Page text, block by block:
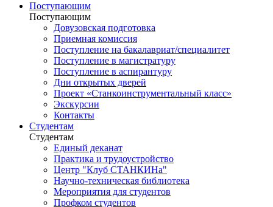
Поступающим
Поступающим
Довузовская подготовка
Приемная комиссия
Поступление на бакалавриат/специалитет
Поступление в магистратуру
Поступление в аспирантуру
Дни открытых дверей
Проект «Станкоинструментальный класс»
Экскурсии
Контакты
Студентам
Студентам
Единый деканат
Практика и трудоустройство
Центр "Клуб СТАНКИНа"
Научно-техническая библиотека
Мероприятия для студентов
Профком студентов